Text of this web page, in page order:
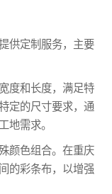
供定制服务，主要
度和长度，满足特
定的尺寸要求，通
地需求。
颜色组合。在重庆
的彩条布，以增强